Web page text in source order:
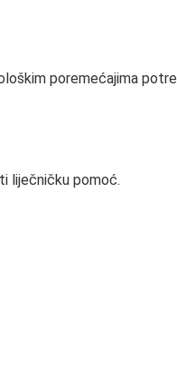
poremećajima
liječničku pomoć.